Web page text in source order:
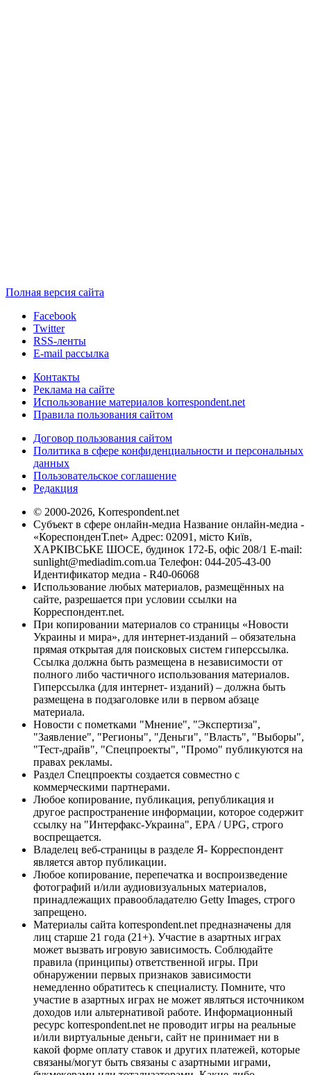
Полная версия сайта
Facebook
Twitter
RSS-ленты
E-mail рассылка
Контакты
Реклама на сайте
Использование материалов korrespondent.net
Правила пользования сайтом
Договор пользования сайтом
Политика в сфере конфиденциальности и персональных
данных
Пользовательское соглашение
Редакция
© 2000-2026, Korrespondent.net
Субъект в сфере онлайн-медиа Название онлайн-медиа -
«КореспонденТ.net» Адрес: 02091, місто Київ,
ХАРКІВСЬКЕ ШОСЕ, будинок 172-Б, офіс 208/1 E-mail:
sunlight@mediadim.com.ua Телефон: 044-205-43-00
Идентификатор медиа - R40-06068
Использование любых материалов, размещённых на
сайте, разрешается при условии ссылки на
Корреспондент.net.
При копировании материалов со страницы «Новости
Украины и мира», для интернет-изданий – обязательна
прямая открытая для поисковых систем гиперссылка.
Ссылка должна быть размещена в независимости от
полного либо частичного использования материалов.
Гиперссылка (для интернет- изданий) – должна быть
размещена в подзаголовке или в первом абзаце
материала.
Новости с пометками "Мнение", "Экспертиза",
"Заявление", "Регионы", "Деньги", "Власть", "Выборы",
"Тест-драйв", "Спецпроекты", "Промо" публикуются на
правах рекламы.
Раздел Спецпроекты создается совместно с
коммерческими партнерами.
Любое копирование, публикация, републикация и
другое распространение информации, которое содержит
ссылку на "Интерфакс-Украина", EPA / UPG, строго
воспрещается.
Владелец веб-страницы в разделе Я- Корреспондент
является автор публикации.
Любое копирование, перепечатка и воспроизведение
фотографий и/или аудиовизуальных материалов,
принадлежащих правообладателю Getty Images, строго
запрещено.
Материалы сайта korrespondent.net предназначены для
лиц старше 21 года (21+). Участие в азартных играх
может вызвать игровую зависимость. Соблюдайте
правила (принципы) ответственной игры. При
обнаружении первых признаков зависимости
немедленно обратитесь к специалисту. Помните, что
участие в азартных играх не может являться источником
доходов или альтернативой работе. Информационный
ресурс korrespondent.net не проводит игры на реальные
и/или виртуальные деньги, сайт не принимает ни в
какой форме оплату ставок и других платежей, которые
связаны/могут быть связаны с азартными играми,